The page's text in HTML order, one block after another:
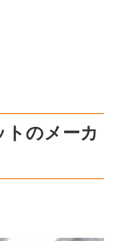
トのメーカ